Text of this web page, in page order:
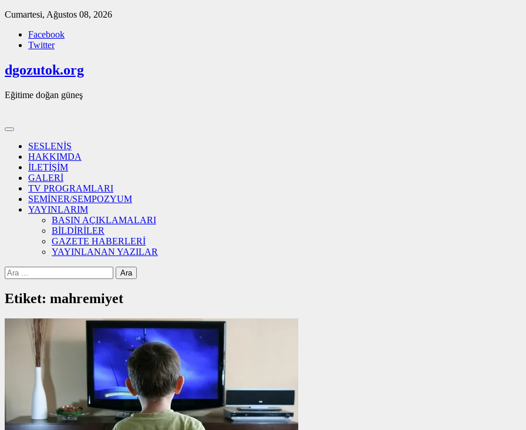
Skip
content
Cumartesi, Ağustos 08, 2026
Facebook
Twitter
dgozutok.org
Eğitime doğan güneş
SESLENİŞ
HAKKIMDA
İLETİŞİM
GALERİ
TV PROGRAMLARI
SEMİNER/SEMPOZYUM
YAYINLARIM
BASIN AÇIKLAMALARI
BİLDİRİLER
GAZETE HABERLERİ
YAYINLANAN YAZILAR
Arama:
Etiket: mahremiyet